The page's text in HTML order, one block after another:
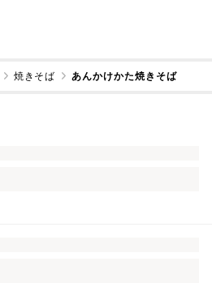
焼きそば あんかけかた焼きそば